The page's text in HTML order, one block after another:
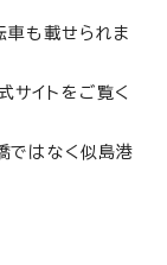
車も載せられま
イトをご覧く
ではなく似島港